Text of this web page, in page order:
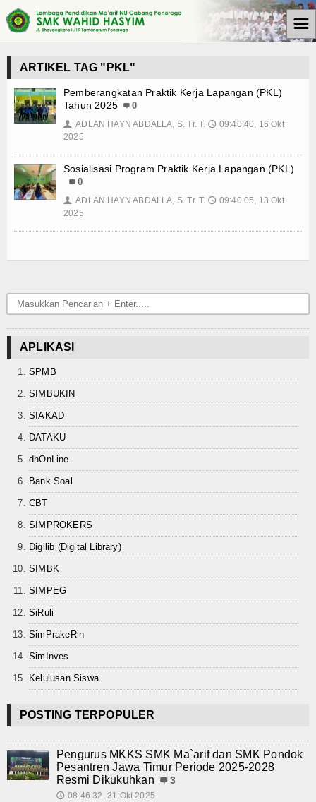
Tulisan
Berita
Artikel
Pendidikan
Kegiatan Sekolah
Keislaman
Fiqih
Tasawuf
Umum
Kisah Hikmah
Tokoh
Khutbah
Politik
Ekonomi
Teknologi
Cerita Pendek
Internasional
☰
ARTIKEL TAG "PKL"
Pemberangkatan Praktik Kerja Lapangan (PKL)
Tahun 2025
0
👤 ADLAN HAYN ABDALLA, S. Tr. T. 🕔 09:40:40, 16 Okt
2025
Sosialisasi Program Praktik Kerja Lapangan (PKL)
0
👤 ADLAN HAYN ABDALLA, S. Tr. T. 🕔 09:40:05, 13 Okt
2025
APLIKASI
SPMB
SIMBUKIN
SIAKAD
DATAKU
dhOnLine
Bank Soal
CBT
SIMPROKERS
Digilib (Digital Library)
SIMBK
SIMPEG
SiRuli
SimPrakeRin
SimInves
Kelulusan Siswa
POSTING TERPOPULER
Pengurus MKKS SMK Ma`arif dan SMK Pondok
Pesantren Jawa Timur Periode 2025-2028
Resmi Dikukuhkan
3
🕔 08:46:32, 31 Okt 2025